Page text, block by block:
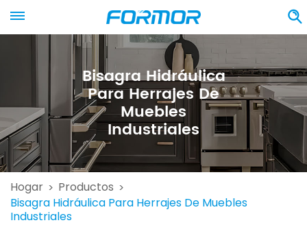
Bisagra Hidráulica
Para Herrajes De
Muebles
Industriales
Hogar > Productos >
Bisagra Hidráulica Para Herrajes De Muebles
Industriales